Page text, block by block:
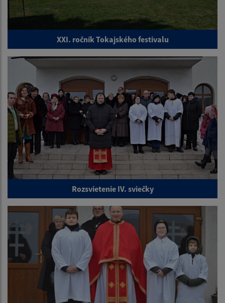
XXI. ročník Tokajského festivalu
Rozsvietenie IV. sviečky